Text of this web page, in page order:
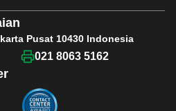
Pusat 10430 Indonesia
021 8063 5162